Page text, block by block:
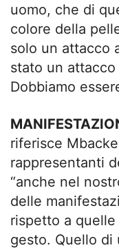
uomo, che di
colore della
solo un attacco
stato un
Dobbiamo
riferisce
rappresentanti
“anche nel
delle
rispetto a
gesto. Quello di